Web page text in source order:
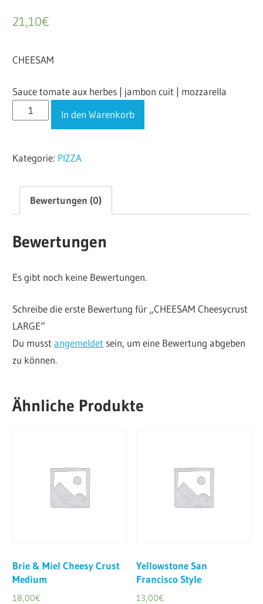
21,10€
CHEESAM
Sauce tomate aux herbes | jambon cuit | mozzarella
CHEESAM
Menge
In den Warenkorb
Kategorie: PIZZA
Bewertungen (0)
Bewertungen
Es gibt noch keine Bewertungen.
Schreibe die erste Bewertung für „CHEESAM Cheesycrust
LARGE“
Du musstangemeldet sein, um eine Bewertung abgeben
zu können.
Ähnliche Produkte
Brie & Miel Cheesy Crust
Medium
18,00€
Yellowstone San
Francisco Style
13,00€